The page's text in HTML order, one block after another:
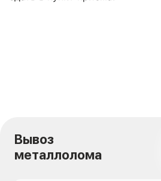
Вывоз
металлолома